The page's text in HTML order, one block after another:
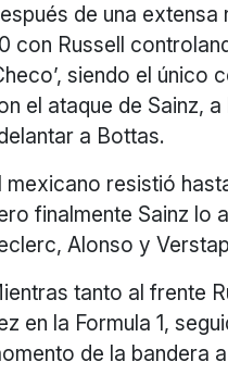
de una
con Russell
siendo el
el ataque de Sainz,
a Bottas.
mexicano resistió
finalmente Sainz lo
Alonso y
tanto al frente
en la Formula 1,
de la bandera